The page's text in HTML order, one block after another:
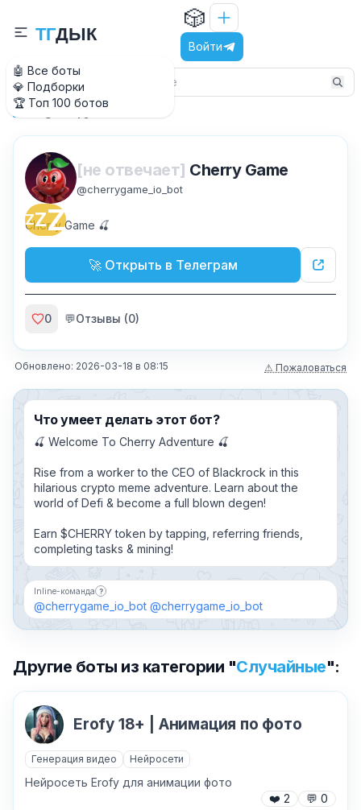
🤖 Все боты
💎 Подборки
🏆 Топ 100 ботов
ТГДЫК
🎲
Войти
Главная
ZZZ
[не отвечает] Cherry Game
@cherrygame_io_bot
Cherry Game 🍒
🚀 Открыть в Телеграм
0 💬Отзывы (0)
Обновлено: 2026-03-18 в 08:15 ⚠ Пожаловаться
Что умеет делать этот бот?
🍒 Welcome To Cherry Adventure 🍒
Rise from a worker to the CEO of Blackrock in this
hilarious crypto meme adventure. Learn about the
world of Defi & become a full blown degen!
Earn $CHERRY token by tapping, referring friends,
completing tasks & mining!
Inline-команда ?
Бот можно добавить в чат и вызывать по имени,
@cherrygame_io_bot @cherrygame_io_bot
Другие боты из категории "Случайные":
Erofy 18+ | Анимация по фото
Генерация видео Нейросети
Нейросеть Erofy для анимации фото
❤️ 2 💬 0